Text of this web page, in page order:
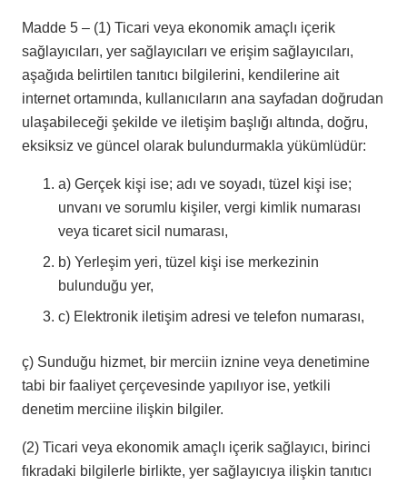
Madde 5 – (1) Ticari veya ekonomik amaçlı içerik
sağlayıcıları, yer sağlayıcıları ve erişim sağlayıcıları,
aşağıda belirtilen tanıtıcı bilgilerini, kendilerine ait
internet ortamında, kullanıcıların ana sayfadan doğrudan
ulaşabileceği şekilde ve iletişim başlığı altında, doğru,
eksiksiz ve güncel olarak bulundurmakla yükümlüdür:
a) Gerçek kişi ise; adı ve soyadı, tüzel kişi ise;
unvanı ve sorumlu kişiler, vergi kimlik numarası
veya ticaret sicil numarası,
b) Yerleşim yeri, tüzel kişi ise merkezinin
bulunduğu yer,
c) Elektronik iletişim adresi ve telefon numarası,
ç) Sunduğu hizmet, bir merciin iznine veya denetimine
tabi bir faaliyet çerçevesinde yapılıyor ise, yetkili
denetim merciine ilişkin bilgiler.
(2) Ticari veya ekonomik amaçlı içerik sağlayıcı, birinci
fıkradaki bilgilerle birlikte, yer sağlayıcıya ilişkin tanıtıcı